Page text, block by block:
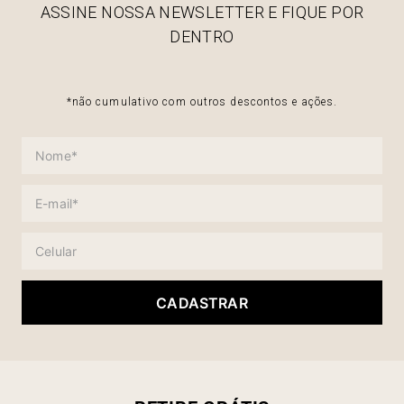
ASSINE NOSSA NEWSLETTER E FIQUE POR
DENTRO
*não cumulativo com outros descontos e ações.
CADASTRAR